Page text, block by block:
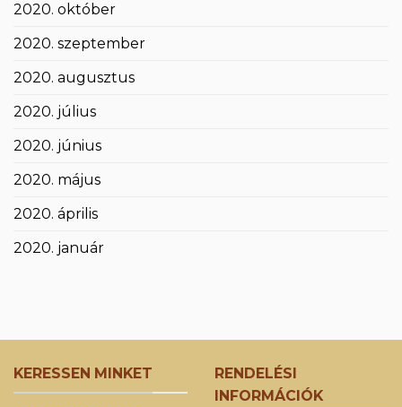
2020. október
2020. szeptember
2020. augusztus
2020. július
2020. június
2020. május
2020. április
2020. január
KERESSEN MINKET
RENDELÉSI
INFORMÁCIÓK